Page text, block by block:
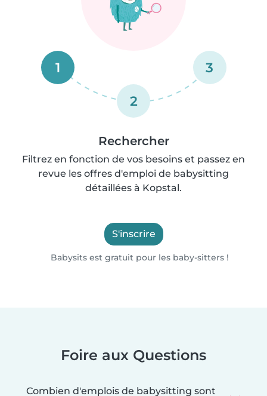
1
2
3
Rechercher
Filtrez en fonction de vos besoins et passez en
revue les offres d'emploi de babysitting
détaillées à Kopstal.
S'inscrire
Babysits est gratuit pour les baby-sitters !
Foire aux Questions
Combien d'emplois de babysitting sont